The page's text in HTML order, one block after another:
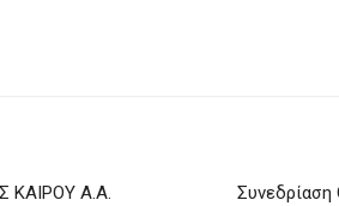
ΚΑΙΡΟΥ Α.Α.
Συνεδρίαση